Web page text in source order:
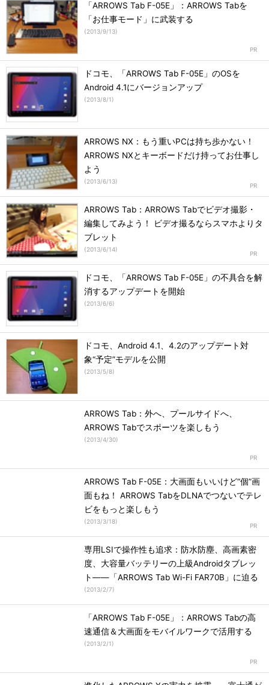
「ARROWS Tab F-05E」：ARROWS Tabを
「お仕事モード」に武装する
(2013/9/13)
ドコモ、「ARROWS Tab F-05E」のOSを
Android 4.1にバージョンアップ
(2013/8/1)
ARROWS NX：もう重いPCは持ち歩かない！
ARROWS NXとキーボードだけ持ってお仕事し
よう
(2013/6/13)
ARROWS Tab：ARROWS Tabでビデオ撮影・
編集してみよう！ ビデオ撮るならスマホよりタ
ブレット
(2013/6/14)
ドコモ、「ARROWS Tab F-05E」の不具合を解
消するアップデートを開始
(2013/6/6)
ドコモ、Android 4.1、4.2のアップデート対
象“予定”モデルを公開
(2013/5/8)
ARROWS Tab：外へ、プールサイドへ、
ARROWS Tabでスポーツを楽しもう
(2013/4/30)
ARROWS Tab F-05E：大画面もいいけど“個”画
面もね！ ARROWS TabをDLNAでつないでテレ
ビをもっと楽しもう
(2013/3/18)
専用LSIで操作性も追求：防水防塵、高画素密
度、大容量バッテリーの上級Androidタブレッ
ト――「ARROWS Tab Wi-Fi FAR70B」に迫る
(2013/2/7)
「ARROWS Tab F-05E」：ARROWS Tabの高
速通信＆大画面をモバイルワークで活用する
(2013/2/1)